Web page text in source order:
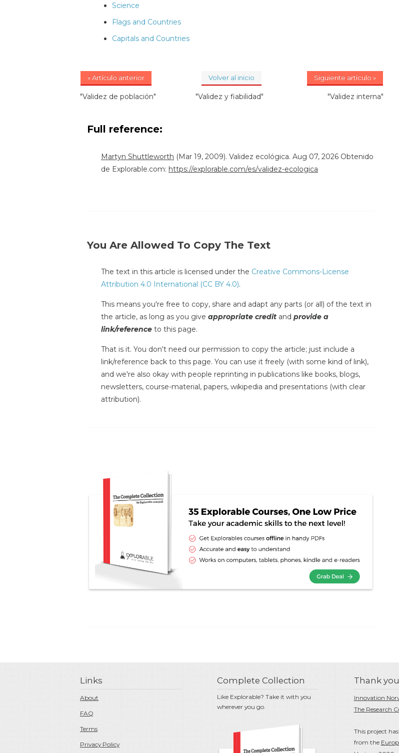
Science
Flags and Countries
Capitals and Countries
« Artículo anterior
"Validez de población"
Volver al inicio
"Validez y fiabilidad"
Siguiente artículo »
"Validez interna"
Full reference:
Martyn Shuttleworth (Mar 19, 2009). Validez ecológica. Aug 07, 2026 Obtenido
de Explorable.com: https://explorable.com/es/validez-ecologica
You Are Allowed To Copy The Text
The text in this article is licensed under the Creative Commons-License
Attribution 4.0 International (CC BY 4.0).
This means you're free to copy, share and adapt any parts (or all) of the text in
the article, as long as you give appropriate credit and provide a
link/reference to this page.
That is it. You don't need our permission to copy the article; just include a
link/reference back to this page. You can use it freely (with some kind of link),
and we're also okay with people reprinting in publications like books, blogs,
newsletters, course-material, papers, wikipedia and presentations (with clear
attribution).
Links
About
FAQ
Terms
Privacy Policy
Complete Collection
Like Explorable? Take it with you
wherever you go.
Thank you
Innovation
The Research
This project
from the